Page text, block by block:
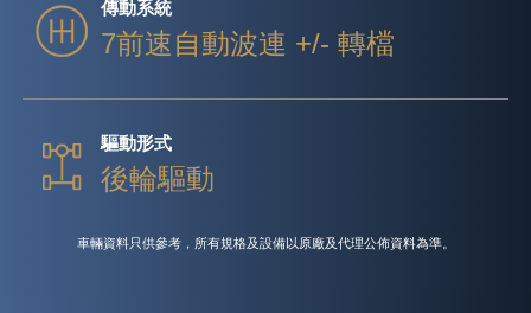
傳動系統
7前速自動波連 +/- 轉檔
驅動形式
後輪驅動
車輛資料只供參考，所有規格及設備以原廠及代理公佈資料為準。